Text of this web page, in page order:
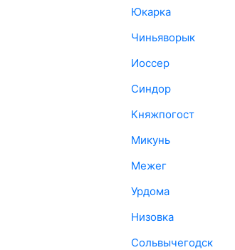
Юкарка
Чиньяворык
Иоссер
Синдор
Княжпогост
Микунь
Межег
Урдома
Низовка
Сольвычегодск